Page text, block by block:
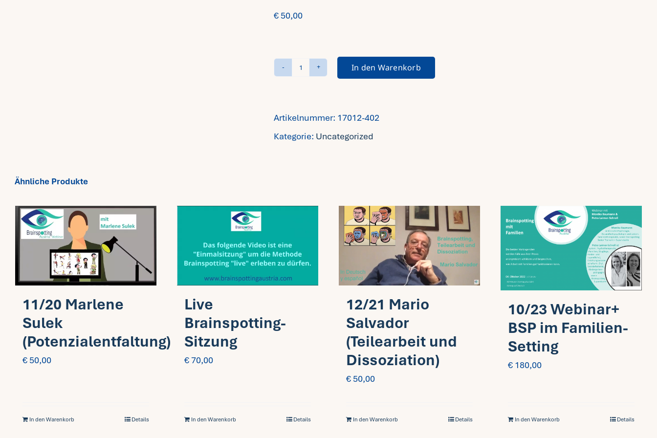
€ 50,00
Reflektierendes
02/25
In den Warenkorb
Artikelnummer: 17012-402
Kategorie: Uncategorized
Ähnliche Produkte
11/20 Marlene
Sulek
(Potenzialentfaltung)
€ 50,00
In den Warenkorb Details
Live
Brainspotting-
Sitzung
€70,00
In den Warenkorb Details
12/21 Mario
Salvador
(Teilearbeit und
Dissoziation)
€ 50,00
In den Warenkorb Details
10/23 Webinar+
BSP im Familien-
Setting
€ 180,00
In den Warenkorb Details